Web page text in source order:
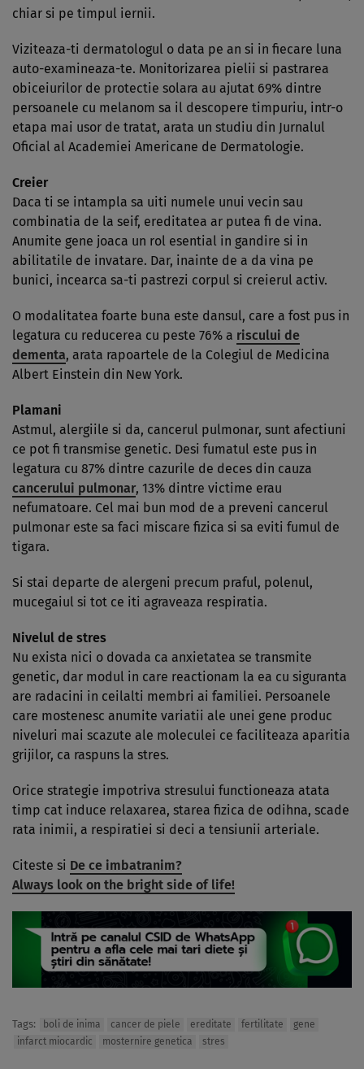
chiar si pe timpul iernii.
Viziteaza-ti dermatologul o data pe an si in fiecare luna
auto-examineaza-te. Monitorizarea pielii si pastrarea
obiceiurilor de protectie solara au ajutat 69% dintre
persoanele cu melanom sa il descopere timpuriu, intr-o
etapa mai usor de tratat, arata un studiu din Jurnalul
Oficial al Academiei Americane de Dermatologie.
Creier
Daca ti se intampla sa uiti numele unui vecin sau
combinatia de la seif, ereditatea ar putea fi de vina.
Anumite gene joaca un rol esential in gandire si in
abilitatile de invatare. Dar, inainte de a da vina pe
bunici, incearca sa-ti pastrezi corpul si creierul activ.
O modalitatea foarte buna este dansul, care a fost pus in
legatura cu reducerea cu peste 76% a riscului de
dementa, arata rapoartele de la Colegiul de Medicina
Albert Einstein din New York.
Plamani
Astmul, alergiile si da, cancerul pulmonar, sunt afectiuni
ce pot fi transmise genetic. Desi fumatul este pus in
legatura cu 87% dintre cazurile de deces din cauza
cancerului pulmonar, 13% dintre victime erau
nefumatoare. Cel mai bun mod de a preveni cancerul
pulmonar este sa faci miscare fizica si sa eviti fumul de
tigara.
Si stai departe de alergeni precum praful, polenul,
mucegaiul si tot ce iti agraveaza respiratia.
Nivelul de stres
Nu exista nici o dovada ca anxietatea se transmite
genetic, dar modul in care reactionam la ea cu siguranta
are radacini in ceilalti membri ai familiei. Persoanele
care mostenesc anumite variatii ale unei gene produc
niveluri mai scazute ale moleculei ce faciliteaza aparitia
grijilor, ca raspuns la stres.
Orice strategie impotriva stresului functioneaza atata
timp cat induce relaxarea, starea fizica de odihna, scade
rata inimii, a respiratiei si deci a tensiunii arteriale.
Citeste si De ce imbatranim?
Always look on the bright side of life!
Tags: boli de inima cancer de piele ereditate fertilitate
gene
infarct miocardic
mosternire genetica stres